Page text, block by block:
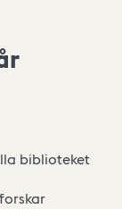
biblioteket